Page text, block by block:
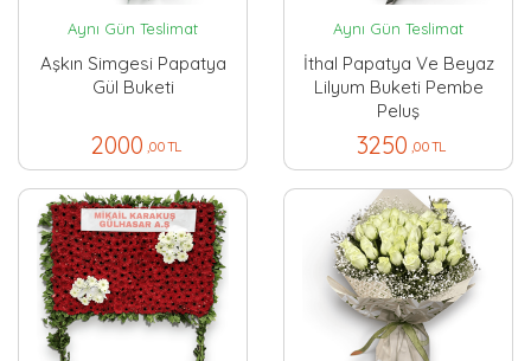
Aynı Gün Teslimat
Aşkın Simgesi Papatya
Gül Buketi
2000 ,00 TL
Aynı Gün Teslimat
İthal Papatya Ve Beyaz
Lilyum Buketi Pembe
Peluş
3250 ,00 TL